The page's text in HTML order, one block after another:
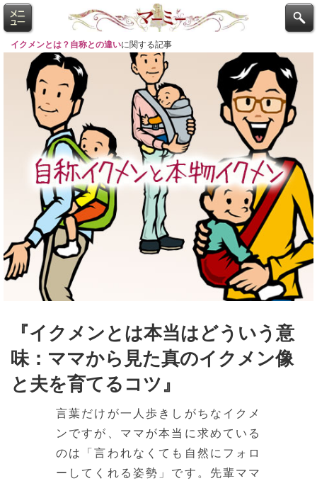
イクメンとは？自称との違いに関する記事
『イクメンとは本当はどういう意
味：ママから見た真のイクメン像
と夫を育てるコツ』
言葉だけが一人歩きしがちなイクメ
ンですが、ママが本当に求めている
のは「言われなくても自然にフォロ
ーしてくれる姿勢」です。先輩ママ